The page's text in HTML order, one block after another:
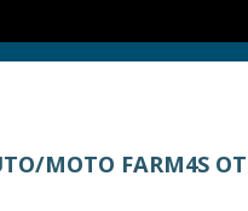
MOTO FARM4S